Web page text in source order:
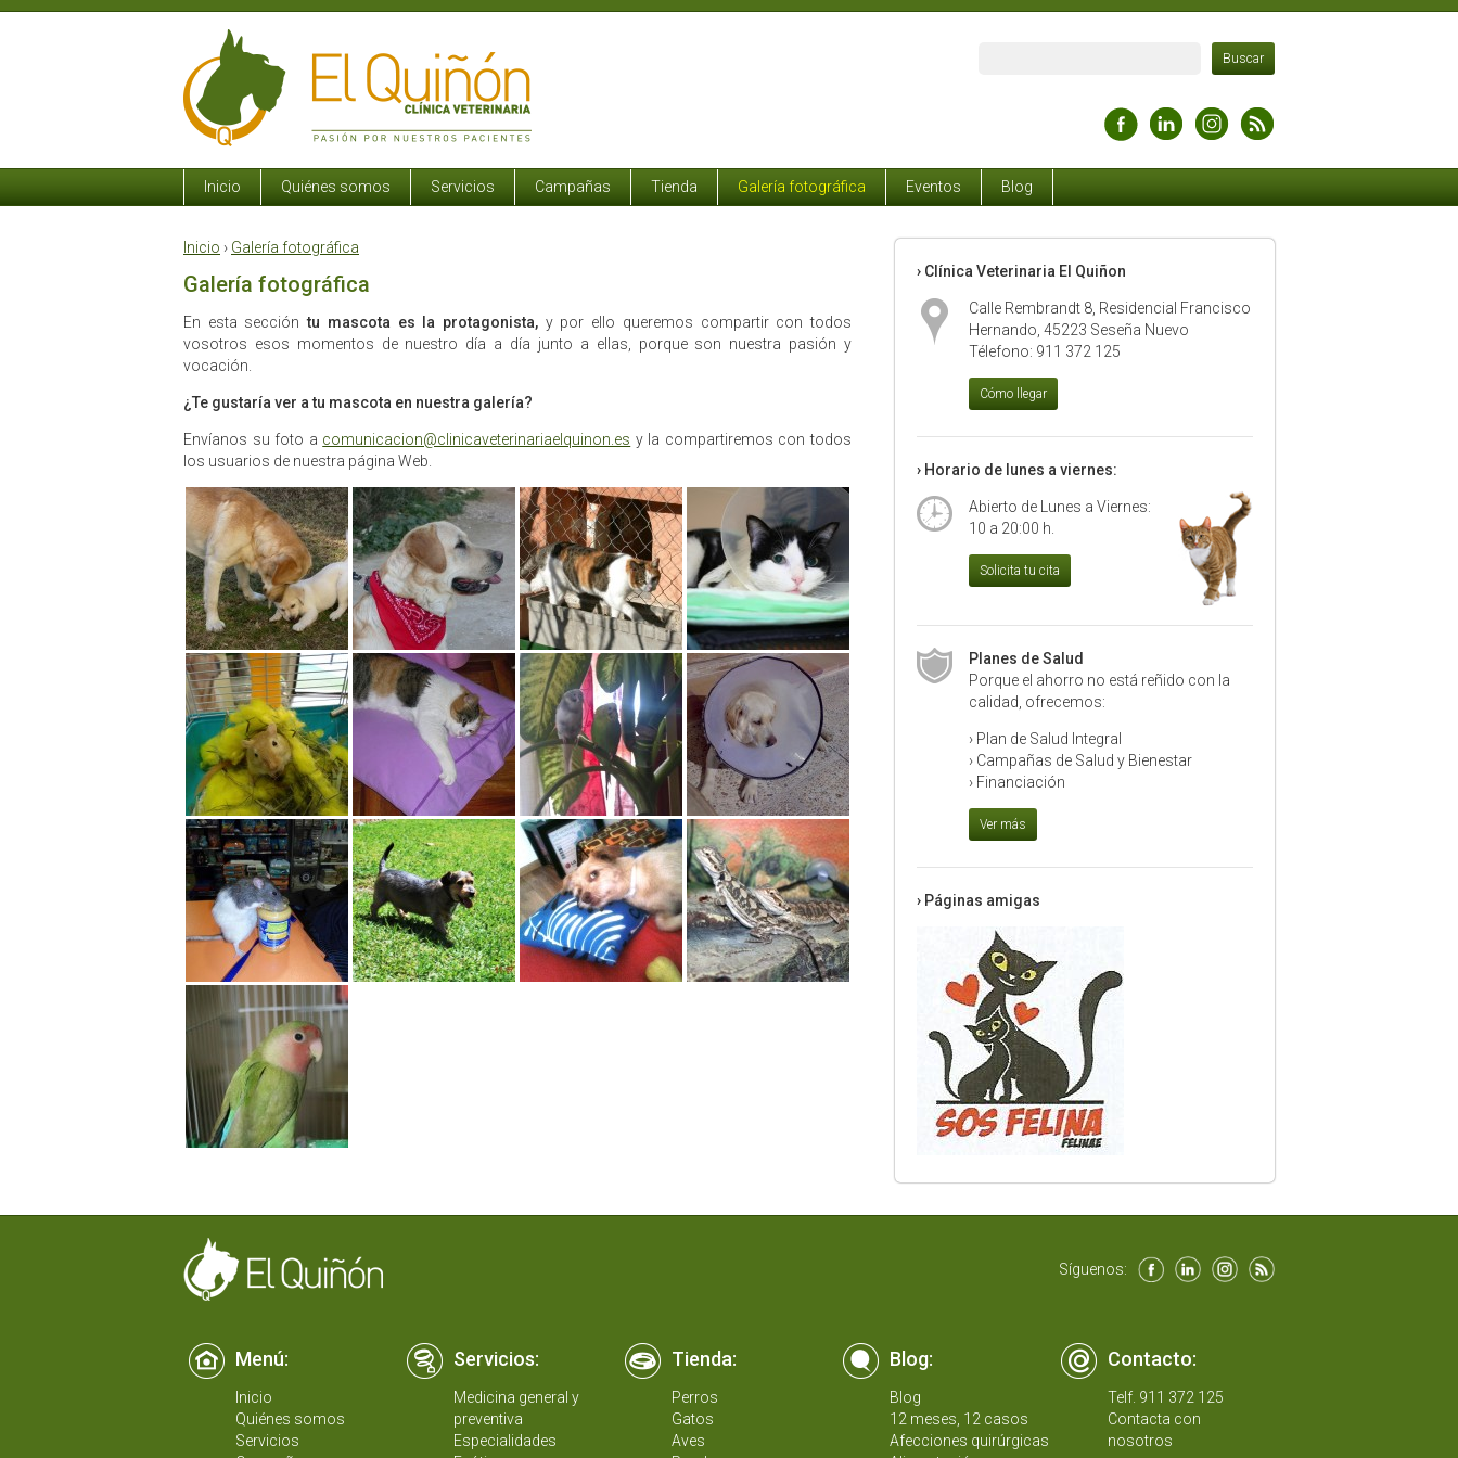
Inicio Quiénes somos Servicios Campañas Tienda Galería fotográfica Eventos Blog
Inicio › Galería fotográfica
Galería fotográfica
En esta seccióntu mascota es la protagonista, y por ello queremos compartir con todos
vosotros esos momentos de nuestro día a día junto a ellas, porque son nuestra pasión y
vocación.
¿Te gustaría ver a tu mascota en nuestra galería?
Envíanos su foto a comunicacion@clinicaveterinariaelquinon.es y la compartiremos con todos
los usuarios de nuestra página Web.
› Clínica Veterinaria El Quiñon
Calle Rembrandt 8, Residencial Francisco
Hernando, 45223 Seseña Nuevo
Télefono: 911 372 125
› Horario de lunes a viernes:
Abierto de Lunes a Viernes:
10 a 20:00 h.
Planes de Salud
Porque el ahorro no está reñido con la
calidad, ofrecemos:
› Plan de Salud Integral
› Campañas de Salud y Bienestar
› Financiación
› Páginas amigas
Síguenos:
Menú: Servicios: Tienda: Blog: Contacto:
Inicio
Quiénes somos
Servicios
Medicina general y
preventiva
Especialidades
Perros
Gatos
Aves
Blog
12 meses, 12 casos
Afecciones quirúrgicas
Telf. 911 372 125
Contacta con
nosotros